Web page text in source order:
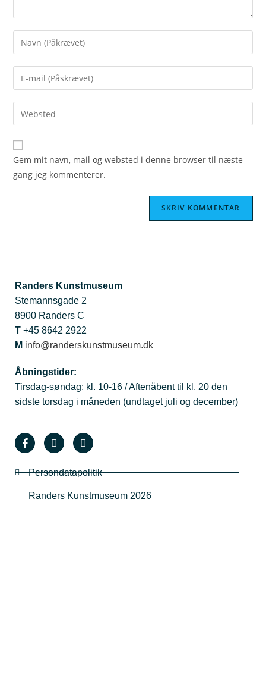
Gem mit navn, mail og websted i denne browser til næste
gang jeg kommenterer.
Randers Kunstmuseum
Stemannsgade 2
8900 Randers C
T +45 8642 2922
M info@randerskunstmuseum.dk
Åbningstider:
Tirsdag-søndag: kl. 10-16 / Aftenåbent til kl. 20 den
sidste torsdag i måneden (undtaget juli og december)
Persondatapolitik
Randers Kunstmuseum 2026